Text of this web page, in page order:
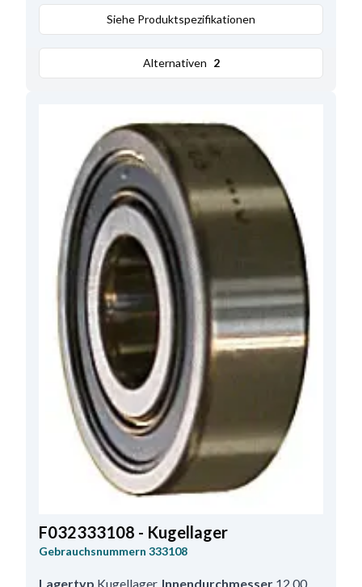
Siehe Produktspezifikationen
Alternativen 2
F032333108 - Kugellager
Gebrauchsnummern 333108
Lagertyp Kugellager, Innendurchmesser 12.00,